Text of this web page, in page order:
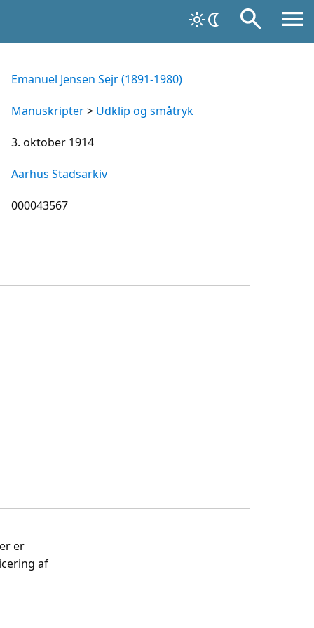
Emanuel Jensen Sejr (1891-1980)
Manuskripter> Udklip og småtryk
3. oktober 1914
Aarhus Stadsarkiv
000043567
er
af